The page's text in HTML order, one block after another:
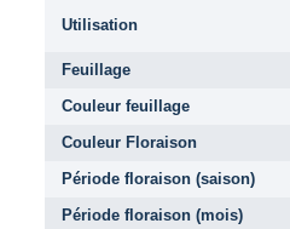
Utilisation
Feuillage
Couleur feuillage
Couleur Floraison
Période floraison (saison)
Période floraison (mois)